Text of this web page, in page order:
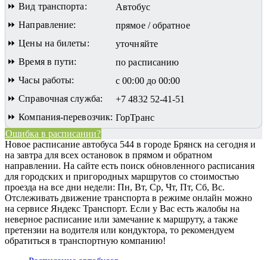
⏩ Вид транспорта:
Автобус
⏩ Направление:
прямое / обратное
⏩ Цены на билеты:
уточняйте
⏩ Время в пути:
по расписанию
⏩ Часы работы:
с 00:00 до 00:00
⏩ Справочная служба:
+7 4832 52-41-51
⏩ Компания-перевозчик: ГорТранс
Ошибка в расписании?
Новое расписание автобуса 544 в городе Брянск на сегодня и
на завтра для всех остановок в прямом и обратном
направлении. На сайте есть поиск обновленного расписания
для городских и пригородных маршрутов со стоимостью
проезда на все дни недели: Пн, Вт, Ср, Чт, Пт, Сб, Вс.
Отслеживать движение транспорта в режиме онлайн можно
на сервисе Яндекс Транспорт. Если у Вас есть жалобы на
неверное расписание или замечание к маршруту, а также
претензии на водителя или кондуктора, то рекомендуем
обратиться в транспортную компанию!